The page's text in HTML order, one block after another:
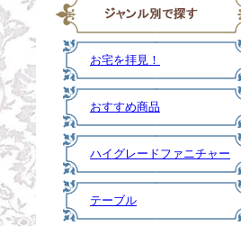
お宅を拝見！
おすすめ商品
ハイグレードファニチャー
テーブル